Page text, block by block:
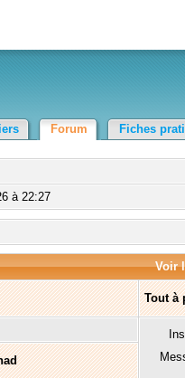
Forum Fiches
à 22:27
Voir
Tout à